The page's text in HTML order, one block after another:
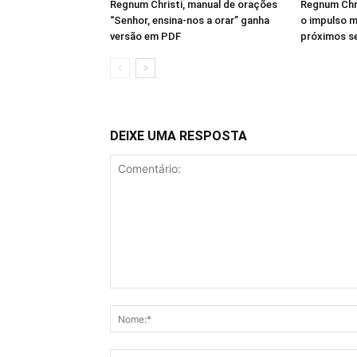
Regnum Christi, manual de orações
“Senhor, ensina-nos a orar” ganha
versão em PDF
Regnum
o impulso
próximos
DEIXE UMA RESPOSTA